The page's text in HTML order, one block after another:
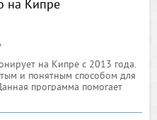
на Кипре
на Кипре с 2013 года.
и понятным способом для
программа помогает